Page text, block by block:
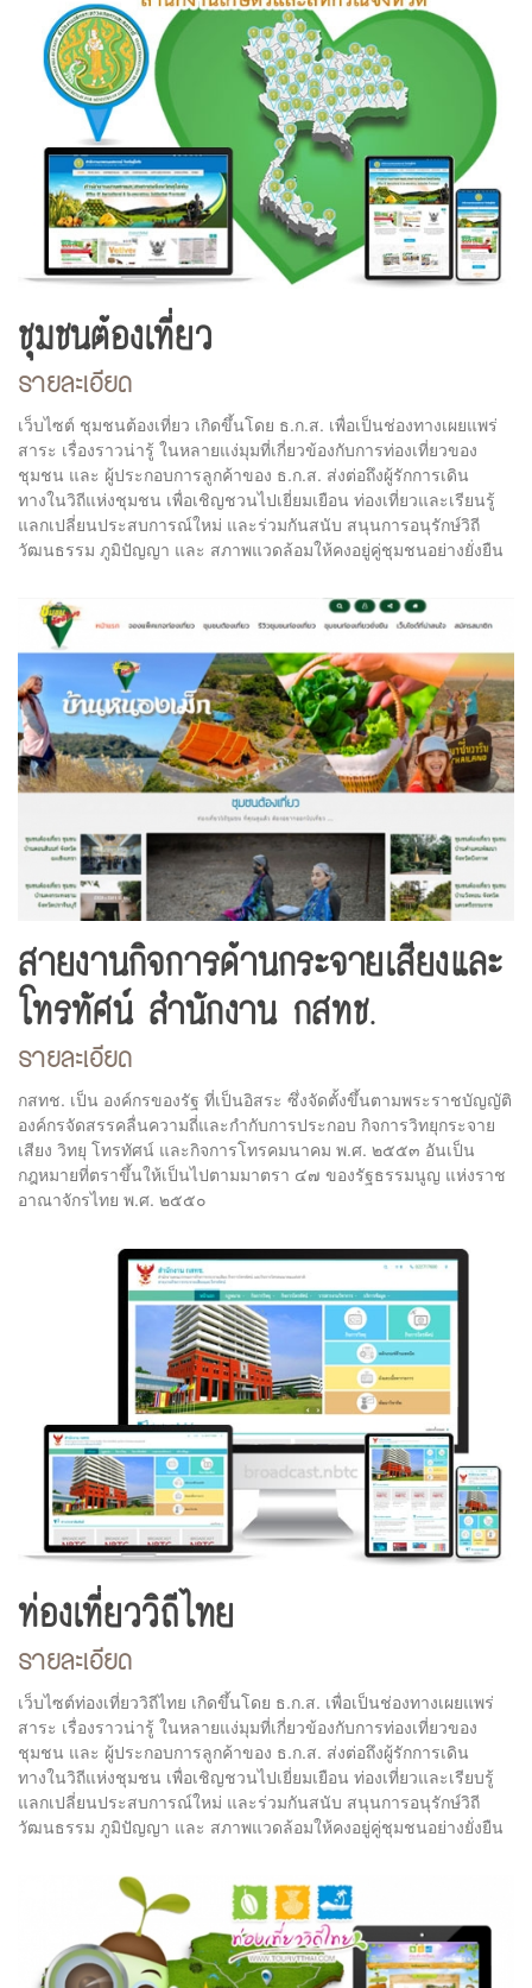
ชุมชนต้องเที่ยว
รายละเอียด
เว็บไซต์ ชุมชนต้องเที่ยว เกิดขึ้นโดย ธ.ก.ส. เพื่อเป็นช่องทางเผยแพร่
สาระ เรื่องราวน่ารู้ ในหลายแง่มุมที่เกี่ยวข้องกับการท่องเที่ยวของ
ชุมชน และ ผู้ประกอบการลูกค้าของ ธ.ก.ส. ส่งต่อถึงผู้รักการเดิน
ทางในวิถีแห่งชุมชน เพื่อเชิญชวนไปเยี่ยมเยือน ท่องเที่ยวและเรียนรู้
แลกเปลี่ยนประสบการณ์ใหม่ และร่วมกันสนับ สนุนการอนุรักษ์วิถี
วัฒนธรรม ภูมิปัญญา และ สภาพแวดล้อมให้คงอยู่คู่ชุมชนอย่างยั่งยืน
สายงานกิจการด้านกระจายเสียงและ
โทรทัศน์ สำนักงาน กสทช.
รายละเอียด
กสทช. เป็น องค์กรของรัฐ ที่เป็นอิสระ ซึ่งจัดตั้งขึ้นตามพระราชบัญญัติ
องค์กรจัดสรรคลื่นความถี่และกำกับการประกอบ กิจการวิทยุกระจาย
เสียง วิทยุ โทรทัศน์ และกิจการโทรคมนาคม พ.ศ. ๒๕๕๓ อันเป็น
กฎหมายที่ตราขึ้นให้เป็นไปตามมาตรา ๔๗ ของรัฐธรรมนูญ แห่งราช
อาณาจักรไทย พ.ศ. ๒๕๕๐
ท่องเที่ยววิถีไทย
รายละเอียด
เว็บไซต์ท่องเที่ยววิถีไทย เกิดขึ้นโดย ธ.ก.ส. เพื่อเป็นช่องทางเผยแพร่
สาระ เรื่องราวน่ารู้ ในหลายแง่มุมที่เกี่ยวข้องกับการท่องเที่ยวของ
ชุมชน และ ผู้ประกอบการลูกค้าของ ธ.ก.ส. ส่งต่อถึงผู้รักการเดิน
ทางในวิถีแห่งชุมชน เพื่อเชิญชวนไปเยี่ยมเยือน ท่องเที่ยวและเรียบรู้
แลกเปลี่ยนประสบการณ์ใหม่ และร่วมกันสนับ สนุนการอนุรักษ์วิถี
วัฒนธรรม ภูมิปัญญา และ สภาพแวดล้อมให้คงอยู่คู่ชุมชนอย่างยั่งยืน